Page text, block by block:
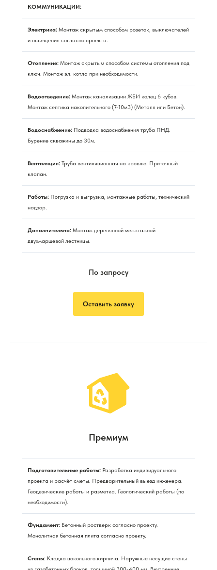
КОММУНИКАЦИИ:
Электрика: Монтаж скрытым способом розеток, выключателей
и освещения согласно проекта.
Отопление: Монтаж скрытым способом системы отопления под
ключ. Монтаж эл. котла при необходимости.
Водоотведение: Монтаж канализации ЖБИ колец 6 кубов.
Монтаж септика накопительного (7-10м3) (Металл или Бетон).
Водоснабжение: Подводка водоснабжения труба ПНД.
Бурение скважины до 30м.
Вентиляция: Труба вентиляционная на кровлю. Приточный
клапан.
Работы: Погрузка и выгрузка, монтажные работы, технический
надзор.
Дополнительно: Монтаж деревянной межэтажной
двухмаршевой лестницы.
По запросу
Оставить заявку
Премиум
Подготовительные работы: Разработка индивидуального
проекта и расчёт сметы. Предварительный выезд инженера.
Геодезические работы и разметка. Геологический работы (по
необходимости).
Фундамент: Бетонный ростверк согласно проекту.
Монолитная бетонная плита согласно проекту.
Стены: Кладка цокольного кирпича. Наружные несущие стены